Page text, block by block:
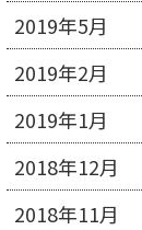
2019年5月
2019年2月
2019年1月
2018年12月
2018年11月